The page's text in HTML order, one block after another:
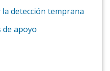
la detección temprana
de apoyo